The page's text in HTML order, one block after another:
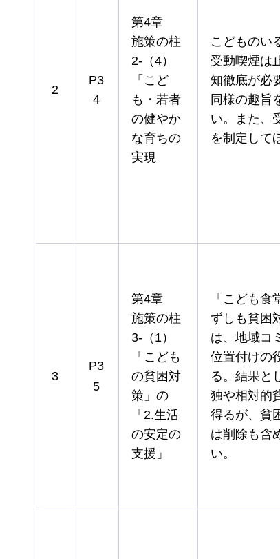
2
P3
4
第4章
施策の柱
2-（4）
「こど
も・若者
の健やか
な育ちの
実現
こどものい
受動喫煙は
知徹底が必
同様の趣旨
い。また、
を制定して
3
P3
5
第4章
施策の柱
3-（1）
「こども
の貧困対
策」の
「2.生活
の安定の
支援」
「こども
ずしも貧困
は、地域コ
位置付けの
る。結果と
独や相対的
得るが、貧
は削除も含
い。